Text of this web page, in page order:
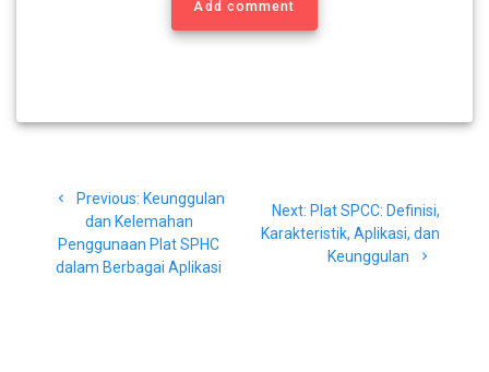
Add comment
Previous: Previous
post:
Keunggulan
dan Kelemahan
Penggunaan Plat SPHC
dalam Berbagai Aplikasi
Next: Next
post:
Plat SPCC: Definisi,
Karakteristik, Aplikasi, dan
Keunggulan